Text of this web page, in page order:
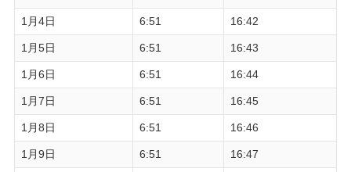
1月4日 6:51 16:42
1月5日 6:51 16:43
1月6日 6:51 16:44
1月7日 6:51 16:45
1月8日 6:51 16:46
1月9日 6:51 16:47